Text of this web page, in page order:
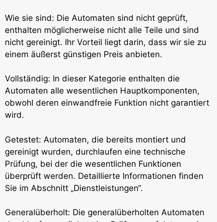
Wie sie sind: Die Automaten sind nicht geprüft,
enthalten möglicherweise nicht alle Teile und sind
nicht gereinigt. Ihr Vorteil liegt darin, dass wir sie zu
einem äußerst günstigen Preis anbieten.
Vollständig: In dieser Kategorie enthalten die
Automaten alle wesentlichen Hauptkomponenten,
obwohl deren einwandfreie Funktion nicht garantiert
wird.
Getestet: Automaten, die bereits montiert und
gereinigt wurden, durchlaufen eine technische
Prüfung, bei der die wesentlichen Funktionen
überprüft werden. Detaillierte Informationen finden
Sie im Abschnitt „Dienstleistungen“.
Generalüberholt: Die generalüberholten Automaten